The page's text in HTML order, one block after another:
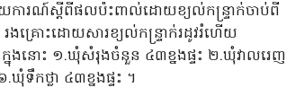
យការណ៍ស្តីពីផលប៉ះពាល់ដោយខ្យល់កន្ទ្រាក់ចាប់ពី
ងគ្រោះដោយសារខ្យល់កន្ទ្រាក់រដូវរំហើយ
នុងនោះ ១.ឃុំសំរុងចំនួន ៤៣ខ្នងផ្ទះ ២.ឃុំវាលរេញ
ទឹកថ្លា ៤៣ខ្នងផ្ទះ ។